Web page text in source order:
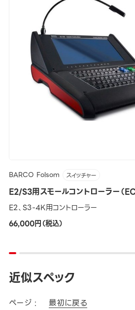
BARCO Folsom スイッチャー
E2/S3用スモールコントローラー（
E2、S3-4K用コントローラー
66,000円（税込）
近似スペック
ページ : 最初に戻る